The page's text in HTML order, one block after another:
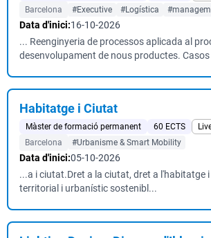
Barcelona #Executive #Logística
Data d'inici:16-10-2026
... Reenginyeria de processos aplicada al
desenvolupament de nous productes.
Habitatge i Ciutat
Màster de formació permanent 60 ECTS
Barcelona
#Urbanisme & Smart Mobility
Data d'inici:05-10-2026
...a i ciutat.Dret a la ciutat, dret a l'habitatge
territorial i urbanístic sostenibl...